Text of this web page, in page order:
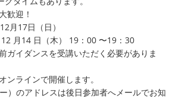
歓迎！
月17日（日）
12 月14 日（木） 19：00 〜19：30
ガイダンスを受講いただく必要がありま
ラインで開催します。
）のアドレスは後日参加者へメールでお知